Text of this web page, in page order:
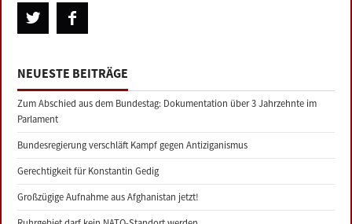
NEUESTE BEITRÄGE
Zum Abschied aus dem Bundestag: Dokumentation über 3 Jahrzehnte im
Parlament
Bundesregierung verschläft Kampf gegen Antiziganismus
Gerechtigkeit für Konstantin Gedig
Großzügige Aufnahme aus Afghanistan jetzt!